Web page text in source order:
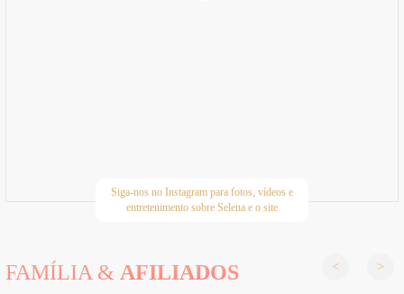
Siga-nos no Instagram para fotos, vídeos e
entretenimento sobre Selena e o site
FAMÍLIA & AFILIADOS